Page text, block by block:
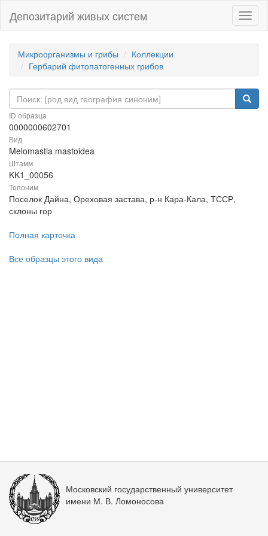
Депозитарий живых систем
Микроорганизмы и грибы
Коллекции
Гербарий фитопатогенных грибов
ID образца
0000000602701
Вид
Melomastia mastoidea
Штамм
KK1_00056
Топоним
Поселок Дайна, Ореховая застава, р-н Кара-Кала, ТССР,
склоны гор
Полная карточка
Все образцы этого вида
Московский государственный университет
имени М. В. Ломоносова